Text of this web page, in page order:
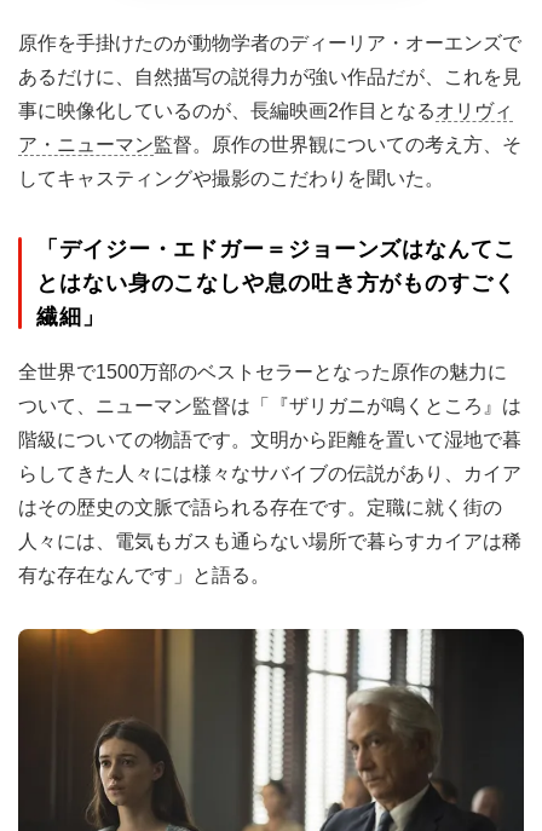
原作を手掛けたのが動物学者のディーリア・オーエンズで
あるだけに、自然描写の説得力が強い作品だが、これを見
事に映像化しているのが、長編映画2作目となるオリヴィ
ア・ニューマン監督。原作の世界観についての考え方、そ
してキャスティングや撮影のこだわりを聞いた。
「デイジー・エドガー＝ジョーンズはなんてこ
とはない身のこなしや息の吐き方がものすごく
繊細」
全世界で1500万部のベストセラーとなった原作の魅力に
ついて、ニューマン監督は「『ザリガニが鳴くところ』は
階級についての物語です。文明から距離を置いて湿地で暮
らしてきた人々には様々なサバイブの伝説があり、カイア
はその歴史の文脈で語られる存在です。定職に就く街の
人々には、電気もガスも通らない場所で暮らすカイアは稀
有な存在なんです」と語る。